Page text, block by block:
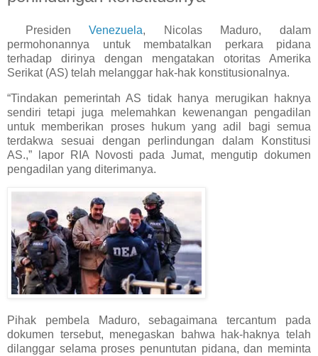
PresidenVenezuela, Nicolas Maduro, dalam
permohonannya untuk membatalkan perkara pidana
terhadap dirinya dengan mengatakan otoritas Amerika
Serikat (AS) telah melanggar hak-hak konstitusionalnya.
“Tindakan pemerintah AS tidak hanya merugikan haknya
sendiri tetapi juga melemahkan kewenangan pengadilan
untuk memberikan proses hukum yang adil bagi semua
terdakwa sesuai dengan perlindungan dalam Konstitusi
AS.,” lapor RIA Novosti pada Jumat, mengutip dokumen
pengadilan yang diterimanya.
Pihak pembela Maduro, sebagaimana tercantum pada
dokumen tersebut, menegaskan bahwa hak-haknya telah
dilanggar selama proses penuntutan pidana, dan meminta